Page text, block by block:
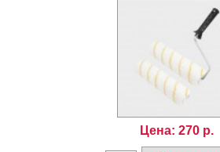
Цена: 270 р.